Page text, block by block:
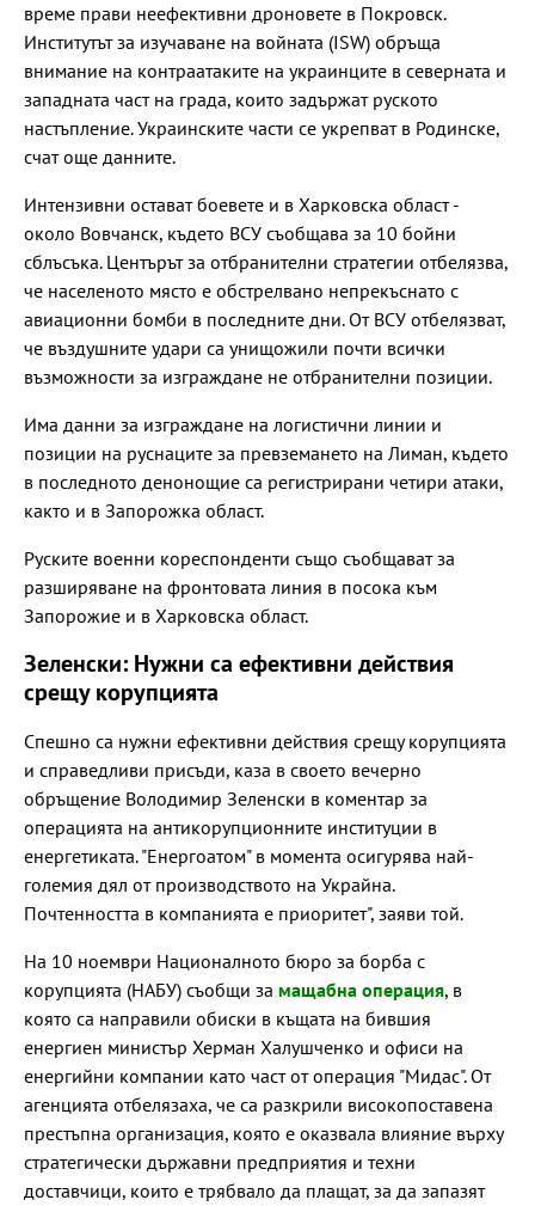
време прави неефективни дроновете в Покровск.
Институтът за изучаване на войната (ISW) обръща
внимание на контраатаките на украинците в северната и
западната част на града, които задържат руското
настъпление. Украинските части се укрепват в Родинске,
счат още данните.
Интензивни остават боевете и в Харковска област -
около Вовчанск, където ВСУ съобщава за 10 бойни
сблъсъка. Центърът за отбранителни стратегии отбелязва,
че населеното място е обстрелвано непрекъснато с
авиационни бомби в последните дни. От ВСУ отбелязват,
че въздушните удари са унищожили почти всички
възможности за изграждане не отбранителни позиции.
Има данни за изграждане на логистични линии и
позиции на руснаците за превземането на Лиман, където
в последното денонощие са регистрирани четири атаки,
както и в Запорожка област.
Руските военни кореспонденти също съобщават за
разширяване на фронтовата линия в посока към
Запорожие и в Харковска област.
Зеленски: Нужни са ефективни действия
срещу корупцията
Спешно са нужни ефективни действия срещу корупцията
и справедливи присъди, каза в своето вечерно
обръщение Володимир Зеленски в коментар за
операцията на антикорупционните институции в
енергетиката. "Енергоатом" в момента осигурява най-
големия дял от производството на Украйна.
Почтенността в компанията е приоритет", заяви той.
На 10 ноември Националното бюро за борба с
корупцията (НАБУ) съобщи за мащабна операция, в
която са направили обиски в къщата на бившия
енергиен министър Херман Халушченко и офиси на
енергийни компании като част от операция "Мидас". От
агенцията отбелязаха, че са разкрили високопоставена
престъпна организация, която е оказвала влияние върху
стратегически държавни предприятия и техни
доставчици, които е трябвало да плащат, за да запазят